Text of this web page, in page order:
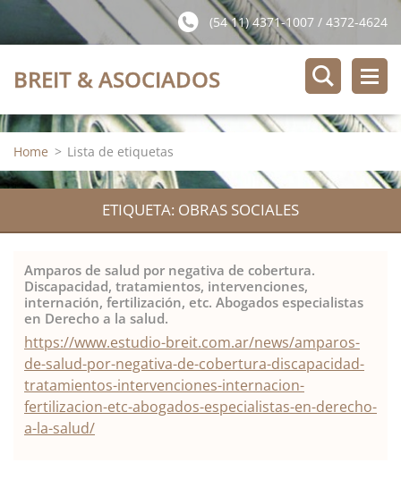
(54 11) 4371-1007 / 4372-4624
BREIT & ASOCIADOS
Home > Lista de etiquetas
ETIQUETA: OBRAS SOCIALES
Amparos de salud por negativa de cobertura.
Discapacidad, tratamientos, intervenciones,
internación, fertilización, etc. Abogados especialistas
en Derecho a la salud.
https://www.estudio-breit.com.ar/news/amparos-
de-salud-por-negativa-de-cobertura-discapacidad-
tratamientos-intervenciones-internacion-
fertilizacion-etc-abogados-especialistas-en-derecho-
a-la-salud/